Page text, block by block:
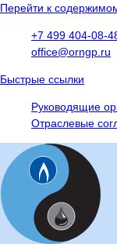
Перейти к
+7 499 404-08-
office@orngp.ru
Быстрые ссылки
Руководящие
Отраслевые